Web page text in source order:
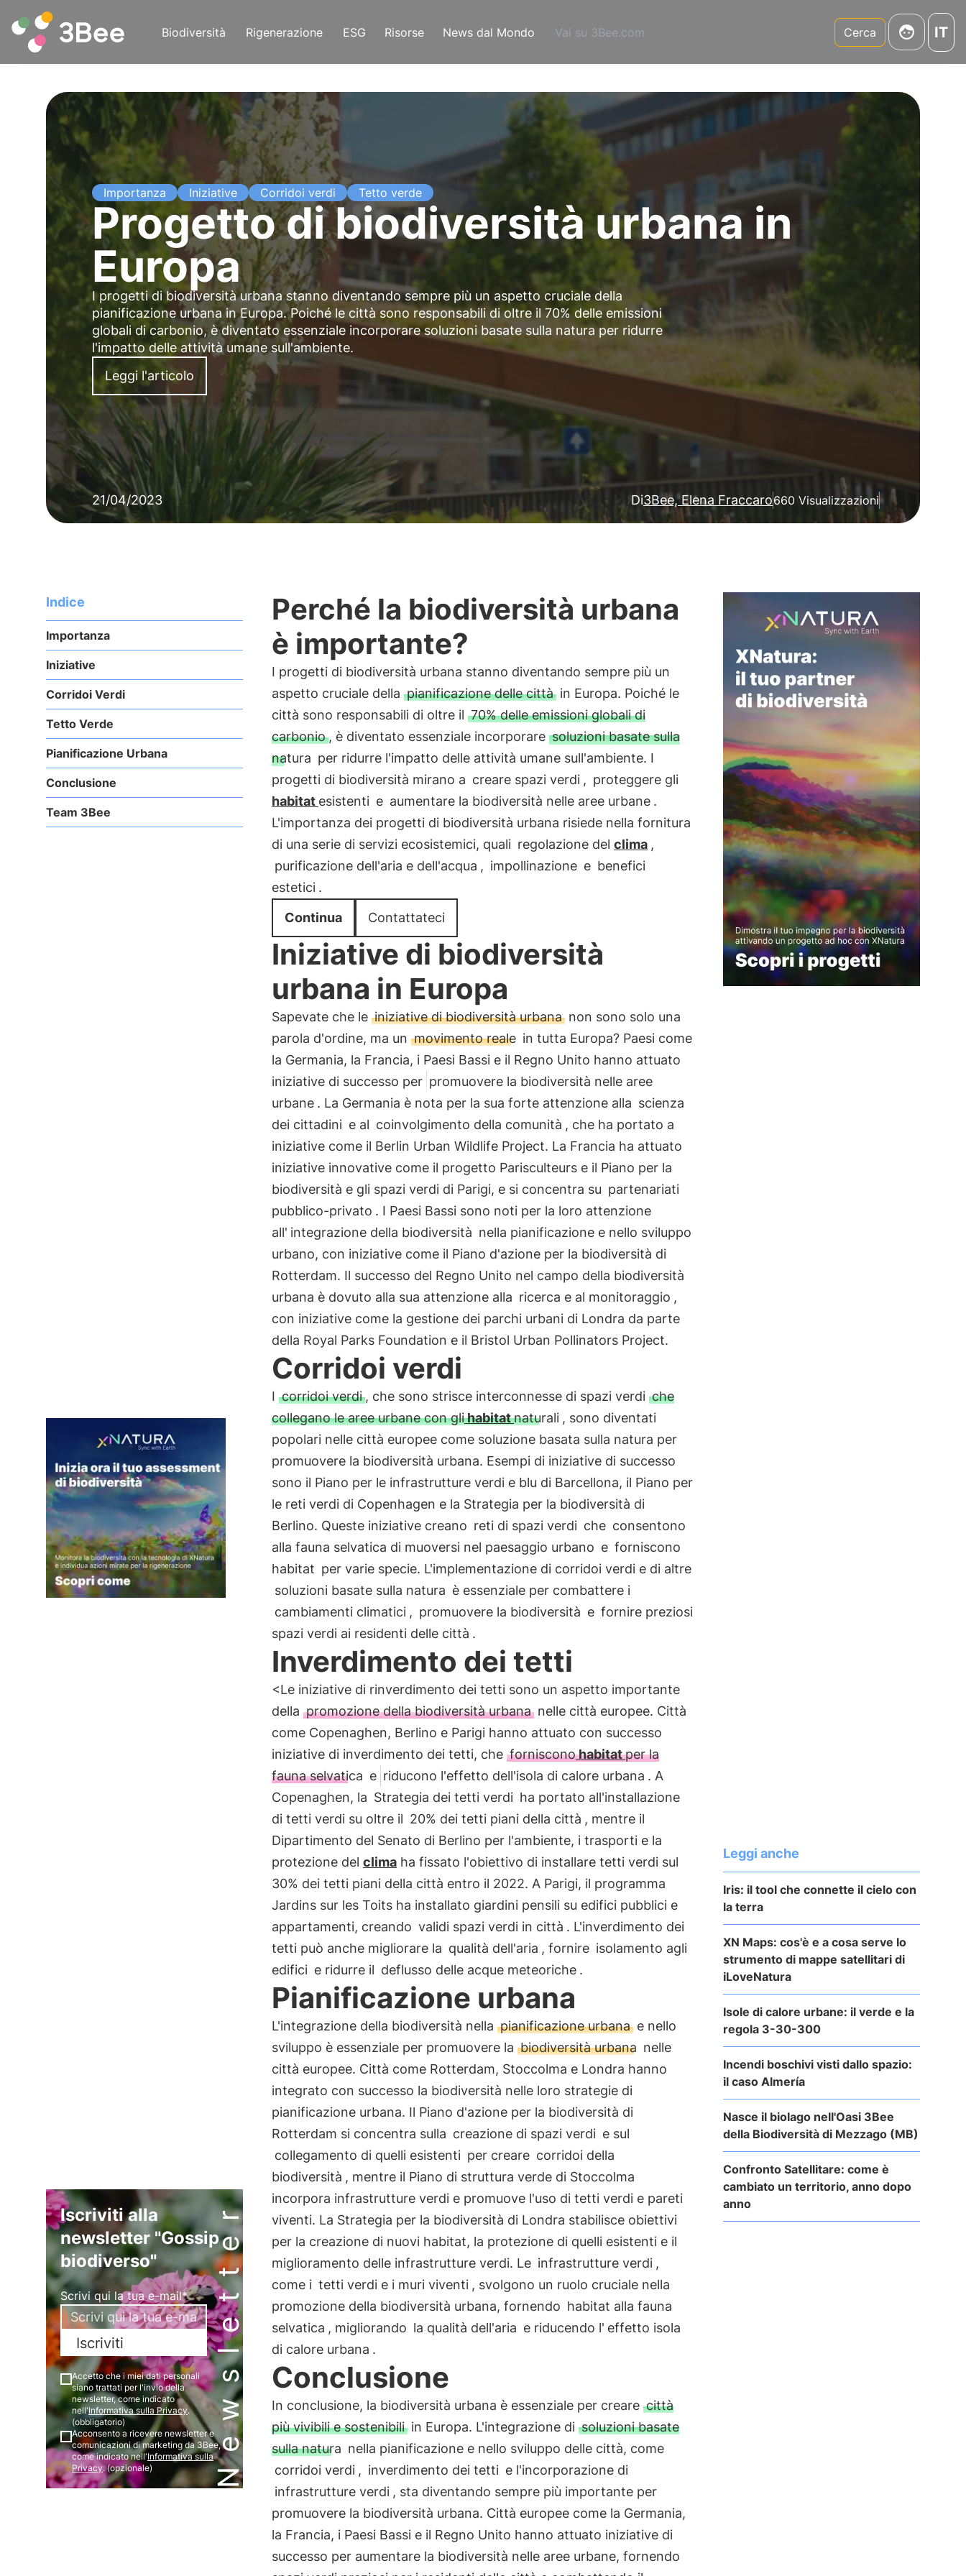
Biodiversità Rigenerazione ESG Risorse News dal Mondo Vai su 3Bee.com Cerca IT
Importanza Iniziative Corridoi verdi Tetto verde
Progetto di biodiversità urbana in
Europa
I progetti di biodiversità urbana stanno diventando sempre più un aspetto cruciale della
pianificazione urbana in Europa. Poiché le città sono responsabili di oltre il 70% delle emissioni
globali di carbonio, è diventato essenziale incorporare soluzioni basate sulla natura per ridurre
l'impatto delle attività umane sull'ambiente.
Leggi l'articolo
21/04/2023 Di3Bee, Elena Fraccaro660 Visualizzazioni
Indice
Importanza
Iniziative
Corridoi Verdi
Tetto Verde
Pianificazione Urbana
Conclusione
Team 3Bee
Newsletter
Iscriviti alla
newsletter "Gossip
biodiverso"
Scrivi qui la tua e-mail*
Iscriviti
Accetto che i miei dati personali
siano trattati per l'invio della
newsletter, come indicato
nell'Informativa sulla Privacy.
(obbligatorio)
Acconsento a ricevere newsletter e
comunicazioni di marketing da 3Bee,
come indicato nell'Informativa sulla
Privacy. (opzionale)
Perché la biodiversità urbana
è importante?
I progetti di biodiversità urbana stanno diventando sempre più un
aspetto cruciale della pianificazione delle cittàin Europa. Poiché le
città sono responsabili di oltre il 70% delle emissioni globali di
carbonio, è diventato essenziale incorporare soluzioni basate sulla
natura per ridurre l'impatto delle attività umane sull'ambiente. I
progetti di biodiversità mirano a creare spazi verdi , proteggere gli
habitat esistenti e aumentare la biodiversità nelle aree urbane .
L'importanza dei progetti di biodiversità urbana risiede nella fornitura
di una serie di servizi ecosistemici, quali regolazione del clima ,
purificazione dell'aria e dell'acqua , impollinazione e benefici
estetici .
Continua
Contattateci
Iniziative di biodiversità
urbana in Europa
Sapevate che le iniziative di biodiversità urbananon sono solo una
parola d'ordine, ma un movimento reale in tutta Europa? Paesi come
la Germania, la Francia, i Paesi Bassi e il Regno Unito hanno attuato
iniziative di successo per promuovere la biodiversità nelle aree
urbane . La Germania è nota per la sua forte attenzione alla scienza
dei cittadini e al coinvolgimento della comunità , che ha portato a
iniziative come il Berlin Urban Wildlife Project. La Francia ha attuato
iniziative innovative come il progetto Parisculteurs e il Piano per la
biodiversità e gli spazi verdi di Parigi, e si concentra su partenariati
pubblico-privato . I Paesi Bassi sono noti per la loro attenzione
all' integrazione della biodiversità nella pianificazione e nello sviluppo
urbano, con iniziative come il Piano d'azione per la biodiversità di
Rotterdam. Il successo del Regno Unito nel campo della biodiversità
urbana è dovuto alla sua attenzione alla ricerca e al monitoraggio ,
con iniziative come la gestione dei parchi urbani di Londra da parte
della Royal Parks Foundation e il Bristol Urban Pollinators Project.
Corridoi verdi
I corridoi verdi, che sono strisce interconnesse di spazi verdi che
collegano le aree urbane con glihabitatnaturali , sono diventati
popolari nelle città europee come soluzione basata sulla natura per
promuovere la biodiversità urbana. Esempi di iniziative di successo
sono il Piano per le infrastrutture verdi e blu di Barcellona, il Piano per
le reti verdi di Copenhagen e la Strategia per la biodiversità di
Berlino. Queste iniziative creano reti di spazi verdi che consentono
alla fauna selvatica di muoversi nel paesaggio urbano e forniscono
habitat per varie specie. L'implementazione di corridoi verdi e di altre
soluzioni basate sulla natura è essenziale per combattere i
cambiamenti climatici , promuovere la biodiversità e fornire preziosi
spazi verdi ai residenti delle città .
Inverdimento dei tetti
<Le iniziative di rinverdimento dei tetti sono un aspetto importante
della promozione della biodiversità urbananelle città europee. Città
come Copenaghen, Berlino e Parigi hanno attuato con successo
iniziative di inverdimento dei tetti, che fornisconohabitatper la
fauna selvatica e riducono l'effetto dell'isola di calore urbana . A
Copenaghen, la Strategia dei tetti verdi ha portato all'installazione
di tetti verdi su oltre il 20% dei tetti piani della città , mentre il
Dipartimento del Senato di Berlino per l'ambiente, i trasporti e la
protezione del climaha fissato l'obiettivo di installare tetti verdi sul
30% dei tetti piani della città entro il 2022. A Parigi, il programma
Jardins sur les Toits ha installato giardini pensili su edifici pubblici e
appartamenti, creando validi spazi verdi in città . L'inverdimento dei
tetti può anche migliorare la qualità dell'aria , fornire isolamento agli
edifici e ridurre il deflusso delle acque meteoriche .
Pianificazione urbana
L'integrazione della biodiversità nella pianificazione urbanae nello
sviluppo è essenziale per promuovere la biodiversità urbana nelle
città europee. Città come Rotterdam, Stoccolma e Londra hanno
integrato con successo la biodiversità nelle loro strategie di
pianificazione urbana. Il Piano d'azione per la biodiversità di
Rotterdam si concentra sulla creazione di spazi verdi e sul
collegamento di quelli esistenti per creare corridoi della
biodiversità , mentre il Piano di struttura verde di Stoccolma
incorpora infrastrutture verdi e promuove l'uso di tetti verdi e pareti
viventi. La Strategia per la biodiversità di Londra stabilisce obiettivi
per la creazione di nuovi habitat, la protezione di quelli esistenti e il
miglioramento delle infrastrutture verdi. Le infrastrutture verdi ,
come i tetti verdi e i muri viventi , svolgono un ruolo cruciale nella
promozione della biodiversità urbana, fornendo habitat alla fauna
selvatica , migliorando la qualità dell'aria e riducendo l' effetto isola
di calore urbana .
Conclusione
In conclusione, la biodiversità urbana è essenziale per creare città
più vivibili e sostenibiliin Europa. L'integrazione di soluzioni basate
sulla natura nella pianificazione e nello sviluppo delle città, come
corridoi verdi , inverdimento dei tetti e l'incorporazione di
infrastrutture verdi , sta diventando sempre più importante per
promuovere la biodiversità urbana. Città europee come la Germania,
la Francia, i Paesi Bassi e il Regno Unito hanno attuato iniziative di
successo per aumentare la biodiversità nelle aree urbane, fornendo
Leggi anche
Iris: il tool che connette il cielo con
la terra
XN Maps: cos'è e a cosa serve lo
strumento di mappe satellitari di
iLoveNatura
Isole di calore urbane: il verde e la
regola 3-30-300
Incendi boschivi visti dallo spazio:
il caso Almería
Nasce il biolago nell'Oasi 3Bee
della Biodiversità di Mezzago (MB)
Confronto Satellitare: come è
cambiato un territorio, anno dopo
anno